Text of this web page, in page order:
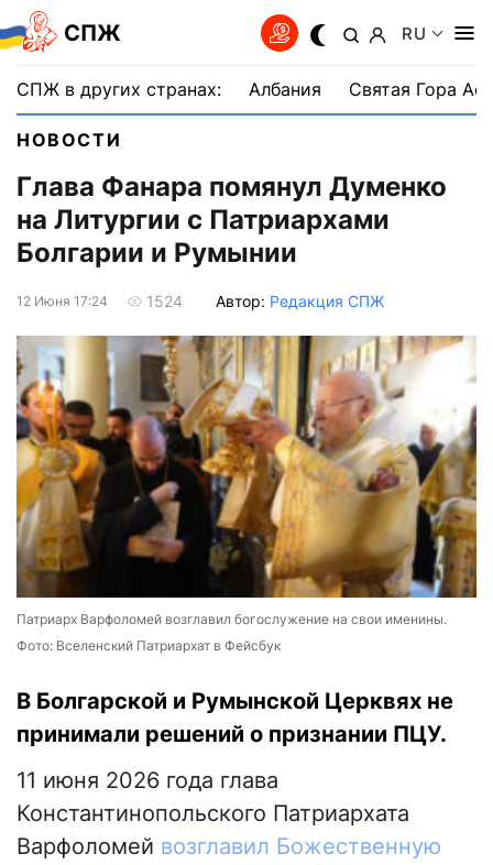
СПЖ RU
СПЖ в других странах: Албания Святая Гора
НОВОСТИ
Глава Фанара помянул Думенко
на Литургии с Патриархами
Болгарии и Румынии
12 Июня 17:24 1524 Автор: Редакция СПЖ
Патриарх Варфоломей возглавил богослужение на свои именины.
Фото: Вселенский Патриархат в Фейсбук
В Болгарской и Румынской Церквях не
принимали решений о признании ПЦУ.
11 июня 2026 года глава
Константинопольского Патриархата
Варфоломей возглавил Божественную